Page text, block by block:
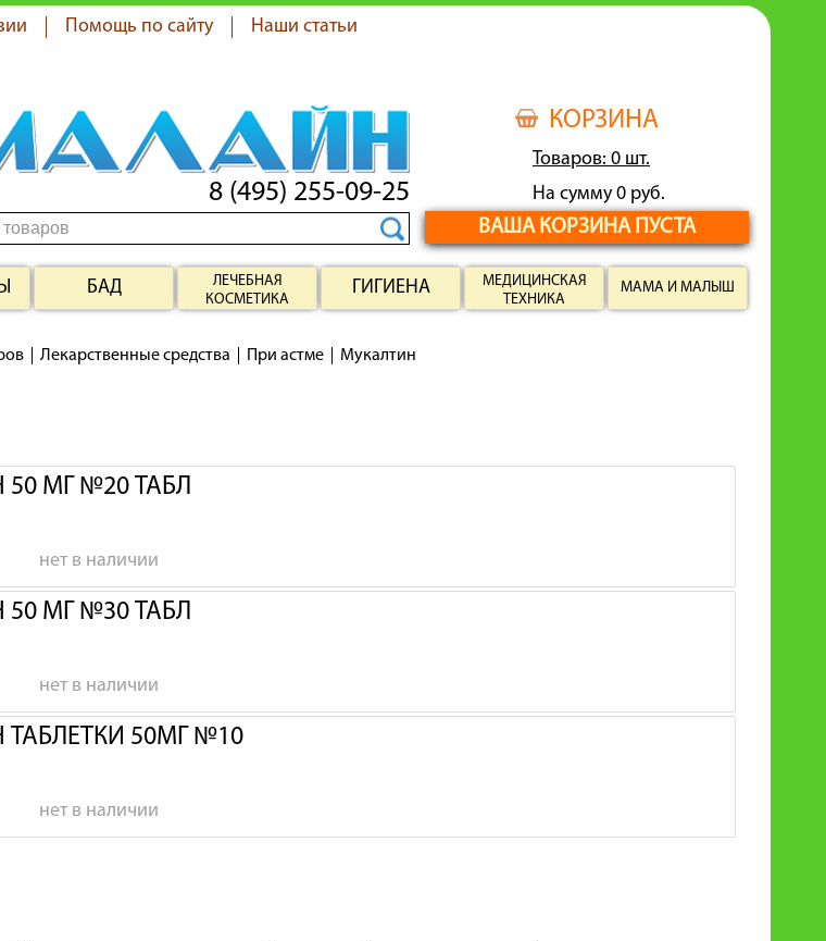
Помощь по сайту Наши статьи
КОРЗИНА
Товаров: 0 шт.
На сумму 0 руб.
ВАША КОРЗИНА ПУСТА
8 (495) 255-09-25
БАД
ЛЕЧЕБНАЯ
КОСМЕТИКА
ГИГИЕНА
МЕДИЦИНСКАЯ
ТЕХНИКА
МАМА И МАЛЫШ
Лекарственные средства При астме Мукалтин
МГ №20 ТАБЛ
нет в наличии
МГ №30 ТАБЛ
нет в наличии
50МГ №10
нет в наличии